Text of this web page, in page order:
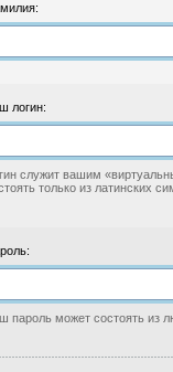
логин:
служит вашим
только из латинских
пароль может состоять из